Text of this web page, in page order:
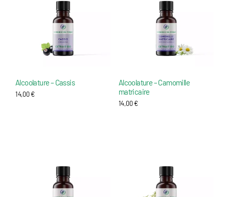
Alcoolature – Cassis
14,00€
Alcoolature – Camomille
matricaire
14,00€